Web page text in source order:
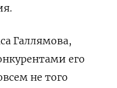
Галлямова,
его
не того